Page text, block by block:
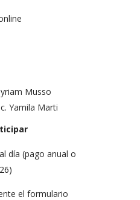
Musso
Yamila Marti
día (pago anual o
el formulario